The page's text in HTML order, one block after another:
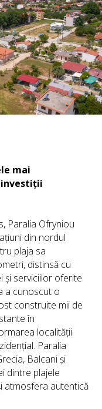
mai
Paralia Ofryniou
din nordul
plaja sa
distinsă cu
și serviciilor oferite
a cunoscut o
construite mii de
în
localității
Paralia
Balcani și
dintre plajele
atmosfera autentică